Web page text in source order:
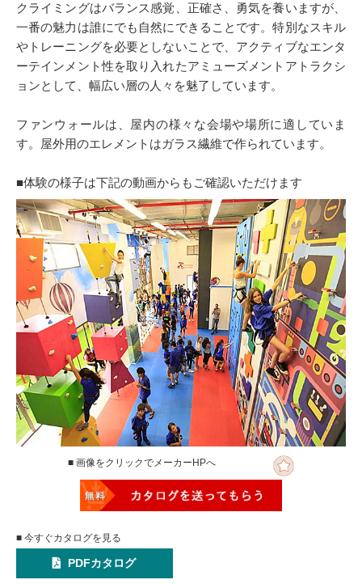
クライミングはバランス感覚、正確さ、勇気を養いますが、
一番の魅力は誰にでも自然にできることです。特別なスキル
やトレーニングを必要としないことで、アクティブなエンタ
ーテインメント性を取り入れたアミューズメントアトラクシ
ョンとして、幅広い層の人々を魅了しています。
ファンウォールは、屋内の様々な会場や場所に適していま
す。屋外用のエレメントはガラス繊維で作られています。
■体験の様子は下記の動画からもご確認いただけます
■ 画像をクリックでメーカーHPへ
■ 今すぐカタログを見る
PDFカタログ